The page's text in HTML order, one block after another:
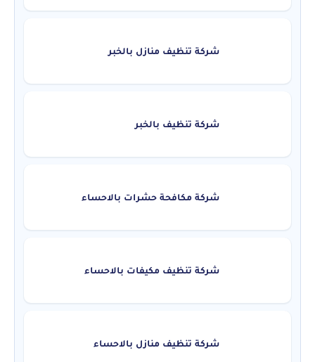
شركة تنظيف منازل بالخبر
شركة تنظيف بالخبر
شركة مكافحة حشرات بالاحساء
شركة تنظيف مكيفات بالاحساء
شركة تنظيف منازل بالاحساء